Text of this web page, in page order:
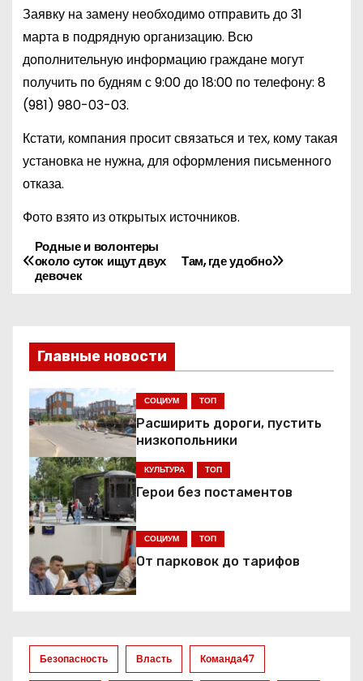
Заявку на замену необходимо отправить до 31
марта в подрядную организацию. Всю
дополнительную информацию граждане могут
получить по будням с 9:00 до 18:00 по телефону: 8
(981) 980-03-03.
Кстати, компания просит связаться и тех, кому такая
установка не нужна, для оформления письменного
отказа.
Фото взято из открытых источников.
Н
а
г
а
ц
и
я
п
о
а
Там, где удобно
Родные и волонтеры
около суток ищут двух
девочек
Главные новости
СОЦИУМ ТОП
Расширить дороги, пустить
низкопольники
КУЛЬТУРА ТОП
Герои без постаментов
СОЦИУМ ТОП
От парковок до тарифов
Безопасность Власть Команда47